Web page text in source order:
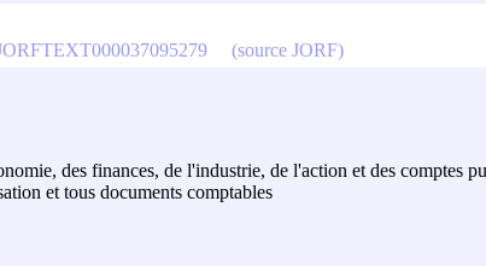
des finances, de l'industrie, de l'action et des comptes
et tous documents comptables
(source JORF)